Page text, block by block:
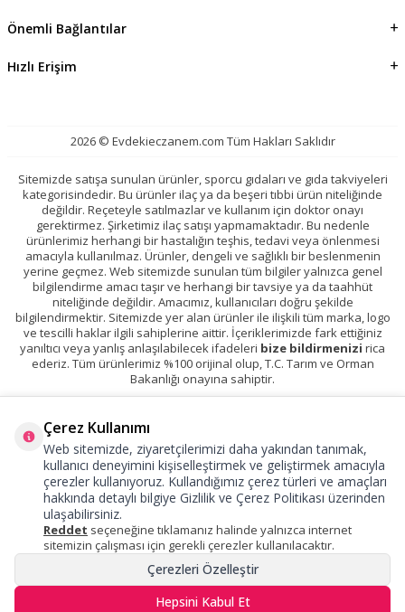
Önemli Bağlantılar
Hızlı Erişim
2026 © Evdekieczanem.com Tüm Hakları Saklıdır
Sitemizde satışa sunulan ürünler, sporcu gıdaları ve gıda takviyeleri
kategorisindedir. Bu ürünler ilaç ya da beşeri tıbbi ürün niteliğinde
değildir. Reçeteyle satılmazlar ve kullanım için doktor onayı
gerektirmez. Şirketimiz ilaç satışı yapmamaktadır. Bu nedenle
ürünlerimiz herhangi bir hastalığın teşhis, tedavi veya önlenmesi
amacıyla kullanılmaz. Ürünler, dengeli ve sağlıklı bir beslenmenin
yerine geçmez. Web sitemizde sunulan tüm bilgiler yalnızca genel
bilgilendirme amacı taşır ve herhangi bir tavsiye ya da taahhüt
niteliğinde değildir. Amacımız, kullanıcıları doğru şekilde
bilgilendirmektir. Sitemizde yer alan ürünler ile ilişkili tüm marka, logo
ve tescilli haklar ilgili sahiplerine aittir. İçeriklerimizde fark ettiğiniz
yanıltıcı veya yanlış anlaşılabilecek ifadeleri bize bildirmenizi rica
ederiz. Tüm ürünlerimiz %100 orijinal olup, T.C. Tarım ve Orman
Bakanlığı onayına sahiptir.
Çerez Kullanımı
Web sitemizde, ziyaretçilerimizi daha yakından tanımak,
kullanıcı deneyimini kişiselleştirmek ve geliştirmek amacıyla
çerezler kullanıyoruz. Kullandığımız çerez türleri ve amaçları
hakkında detaylı bilgiye Gizlilik ve Çerez Politikası üzerinden
ulaşabilirsiniz.
Reddet seçeneğine tıklamanız halinde yalnızca internet
sitemizin çalışması için gerekli çerezler kullanılacaktır.
Çerezleri Özelleştir
Hepsini Kabul Et